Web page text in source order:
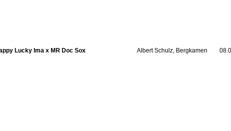
Lucky Ima x MR Doc Sox Albert Schulz, Bergkamen